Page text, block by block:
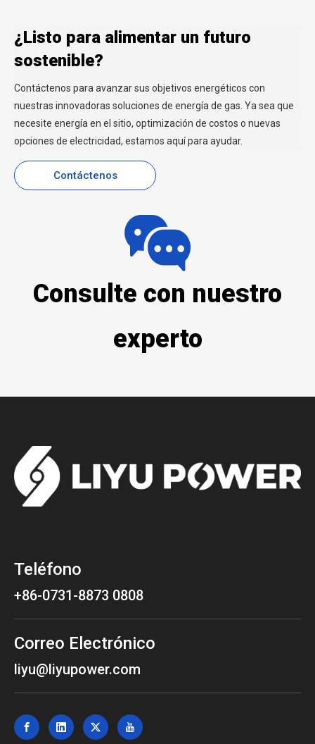
¿Listo para alimentar un futuro
sostenible?
Contáctenos para avanzar sus objetivos energéticos con
nuestras innovadoras soluciones de energía de gas. Ya sea que
necesite energía en el sitio, optimización de costos o nuevas
opciones de electricidad, estamos aquí para ayudar.
Contáctenos
Consulte con nuestro
experto
Teléfono
+86-0731-8873 0808
Correo Electrónico
liyu@liyupower.com